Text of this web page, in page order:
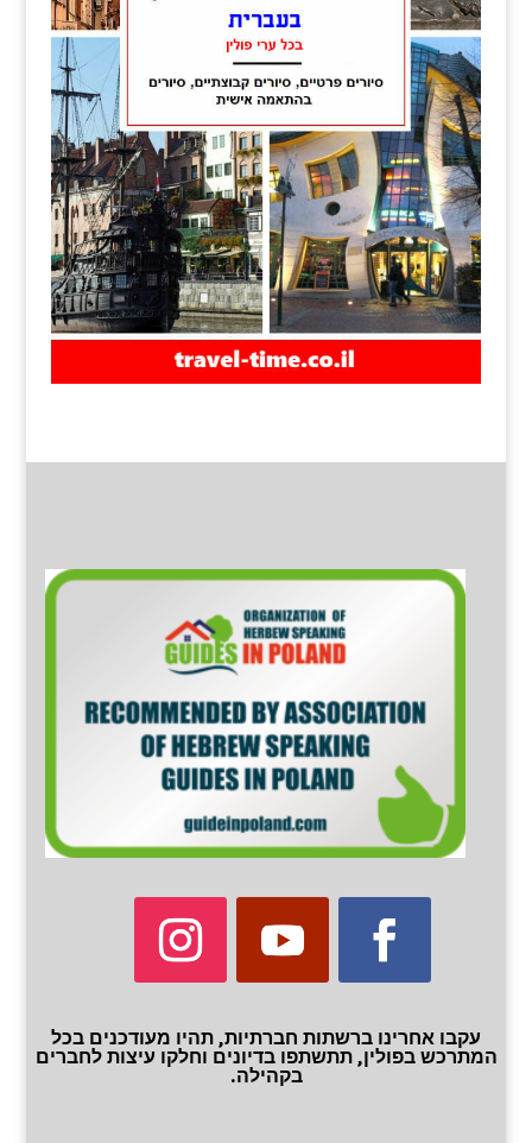
עקבו אחרינו ברשתות חברתיות, תהיו מעודכנים בכל
המתרכש בפולין, תתשתפו בדיונים וחלקו עיצות לחברים
בקהילה.